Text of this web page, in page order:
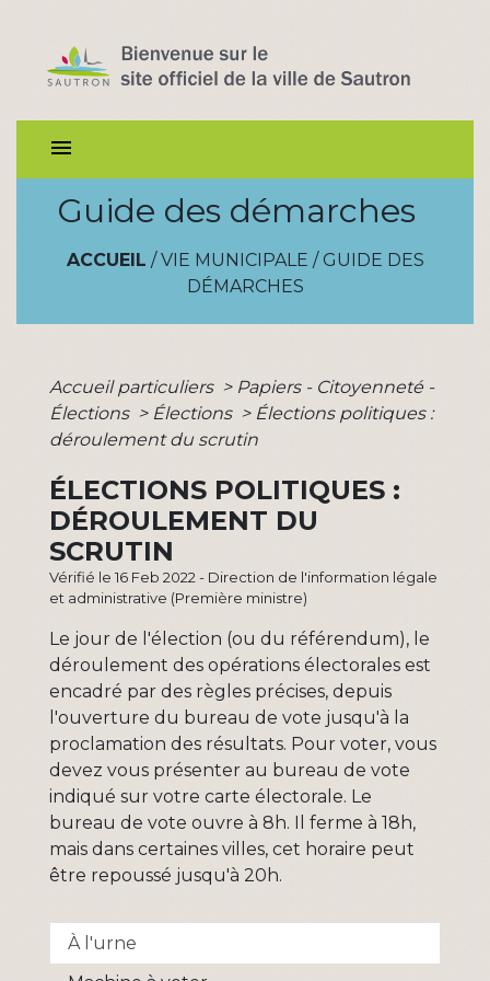
menu
Guide des démarches
ACCUEIL / VIE MUNICIPALE / GUIDE DES
DÉMARCHES
Accueil particuliers > Papiers - Citoyenneté -
Élections > Élections > Élections politiques :
déroulement du scrutin
ÉLECTIONS POLITIQUES :
DÉROULEMENT DU
SCRUTIN
Vérifié le 16 Feb 2022 - Direction de l'information légale
et administrative (Première ministre)
Le jour de l'élection (ou du référendum), le
déroulement des opérations électorales est
encadré par des règles précises, depuis
l'ouverture du bureau de vote jusqu'à la
proclamation des résultats. Pour voter, vous
devez vous présenter au bureau de vote
indiqué sur votre carte électorale. Le
bureau de vote ouvre à 8h. Il ferme à 18h,
mais dans certaines villes, cet horaire peut
être repoussé jusqu'à 20h.
À l'urne